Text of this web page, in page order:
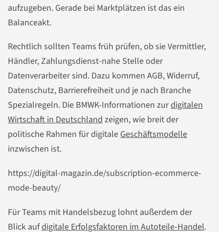
aufzugeben. Gerade bei Marktplätzen ist das ein
Balanceakt.
Rechtlich sollten Teams früh prüfen, ob sie Vermittler,
Händler, Zahlungsdienst-nahe Stelle oder
Datenverarbeiter sind. Dazu kommen AGB, Widerruf,
Datenschutz, Barrierefreiheit und je nach Branche
Spezialregeln. Die BMWK-Informationen zurdigitalen
Wirtschaft in Deutschlandzeigen, wie breit der
politische Rahmen für digitaleGeschäftsmodelle
inzwischen ist.
https://digital-magazin.de/subscription-ecommerce-
mode-beauty/
Für Teams mit Handelsbezug lohnt außerdem der
Blick aufdigitale Erfolgsfaktoren im Autoteile-Handel.